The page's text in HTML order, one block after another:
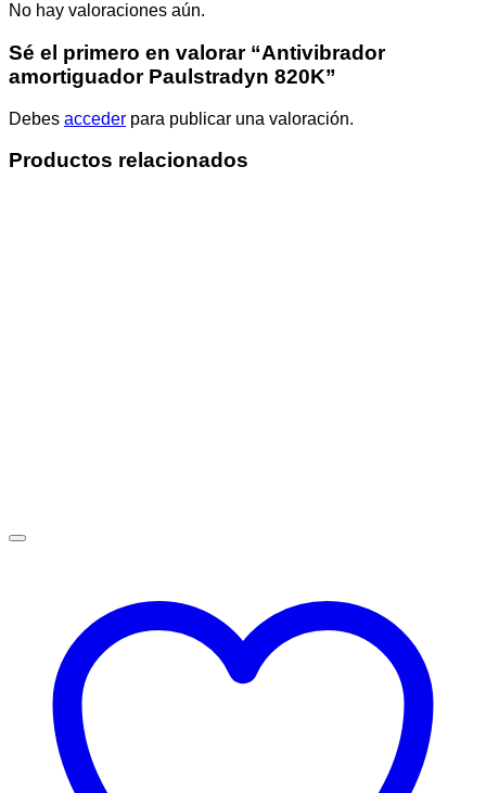
No hay valoraciones aún.
Sé el primero en valorar “Antivibrador
amortiguador Paulstradyn 820K”
Debes acceder para publicar una valoración.
Productos relacionados